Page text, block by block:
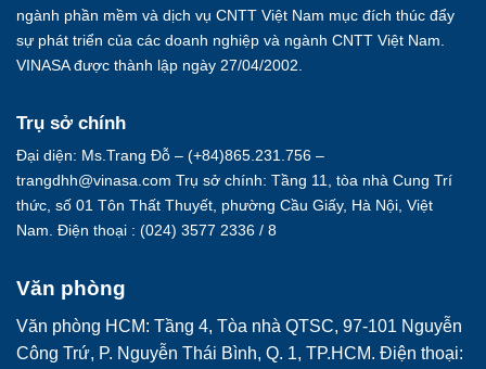
ngành phần mềm và dịch vụ CNTT Việt Nam mục đích thúc đẩy
sự phát triển của các doanh nghiệp và ngành CNTT Việt Nam.
VINASA được thành lập ngày 27/04/2002.
Trụ sở chính
Đại diện: Ms.Trang Đỗ – (+84)865.231.756 –
trangdhh@vinasa.com Trụ sở chính: Tầng 11, tòa nhà Cung Trí
thức, số 01 Tôn Thất Thuyết, phường Cầu Giấy, Hà Nội, Việt
Nam. Điện thoại : (024) 3577 2336 / 8
Văn phòng
Văn phòng HCM: Tầng 4, Tòa nhà QTSC, 97-101 Nguyễn
Công Trứ, P. Nguyễn Thái Bình, Q. 1, TP.HCM. Điện thoại: